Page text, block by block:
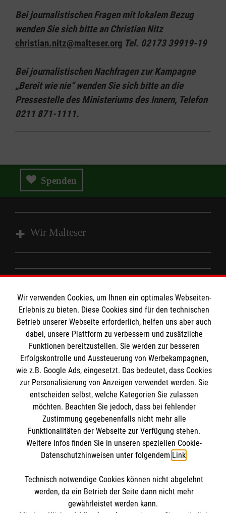
BeijournalistischenFragen mit lokalem Bezug
wenden Sie sich bitte an Christian Nitz
christian.nitz@malteser.org Tel. 02173 39919-19
Bei journalistischen Nachfragen zur Kampagne
„Bereit wie nie“ wenden Sie sich bitte an die
Pressestelle des Ministeriums des Innern, Telefon
0211 871-1111.
Spenden
Wir Malteser
Spenden und Helfen
Unsere Kurse
Mitarbeiten
Wir Malteser
Kontakt
Pressestelle
Impressum
Datenschutz
Malteser online
Malteserorden
Malteser Jugend
Malteser International
Sharepoint
Spendenkonto
Empfänger: Malteser Hilfsdienst e.V.
IBAN: DE103 7060 120 120 120 0001 2
Soziale Netzwerke
Der Malteser Hilfsdienst e.V. ist als eingetragene
Wir verwenden Cookies, um Ihnen ein optimales Webseiten-
Erlebnis zu bieten. Diese Cookies sind für den technischen
Betrieb unserer Webseite erforderlich, helfen uns aber auch
dabei, unsere Plattform zu verbessern und zusätzliche
Funktionen bereitzustellen. Sie werden zur besseren
Erfolgskontrolle und Aussteuerung von Werbekampagnen,
wie z.B. Google Ads, eingesetzt. Das bedeutet, dass Cookies
zur Personalisierung von Anzeigen verwendet werden. Sie
entscheiden selbst, welche Kategorien Sie zulassen
möchten. Beachten Sie jedoch, dass bei fehlender
Zustimmung gegebenenfalls nicht mehr alle
Funktionalitäten der Webseite zur Verfügung stehen.
Weitere Infos finden Sie in unseren speziellen Cookie-
Datenschutzhinweisen unter folgendem Link.
Technisch notwendige Cookies können nicht abgelehnt
werden, da ein Betrieb der Seite dann nicht mehr
gewährleistet werden kann.